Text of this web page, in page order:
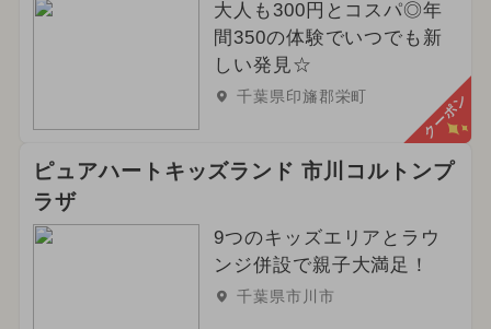
大人も300円とコスパ◎年
間350の体験でいつでも新
しい発見☆
千葉県印旛郡栄町 クーポン
ピュアハートキッズランド 市川コルトンプ
ラザ
9つのキッズエリアとラウ
ンジ併設で親子大満足！
千葉県市川市